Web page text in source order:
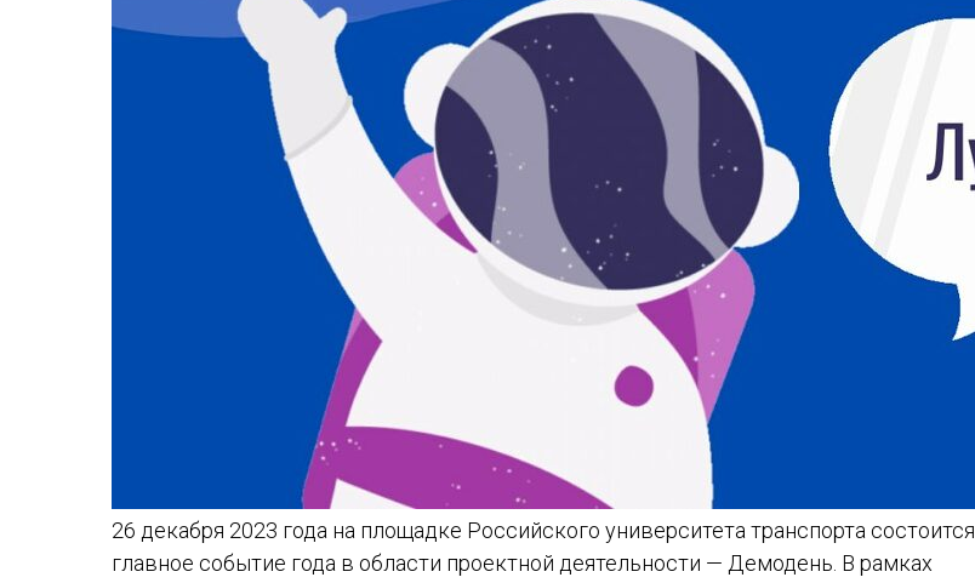
26 декабря 2023 года на площадке Российского университета транспорта состоится
главное событие года в области проектной деятельности — Демодень. В рамках